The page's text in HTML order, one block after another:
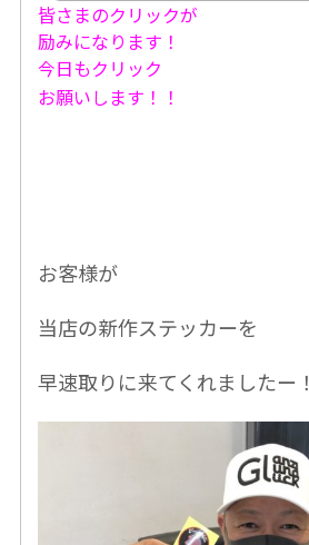
皆さまのクリックが
励みになります！
今日もクリック
お願いします！！
お客様が
当店の新作ステッカーを
早速取りに来てくれましたー！